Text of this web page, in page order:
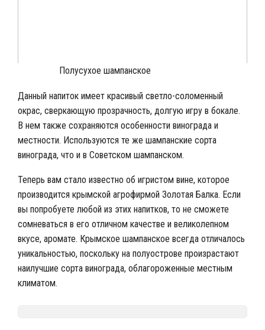
Полусухое шампанское
Данный напиток имеет красивый светло-соломенный
окрас, сверкающую прозрачность, долгую игру в бокале.
В нем также сохраняются особенности винограда и
местности. Используются те же шампанские сорта
винограда, что и в Советском шампанском.
Теперь вам стало известно об игристом вине, которое
производится крымской агрофирмой Золотая Балка. Если
вы попробуете любой из этих напитков, то не сможете
сомневаться в его отличном качестве и великолепном
вкусе, аромате. Крымское шампанское всегда отличалось
уникальностью, поскольку на полуострове произрастают
наилучшие сорта винограда, облагороженные местным
климатом.